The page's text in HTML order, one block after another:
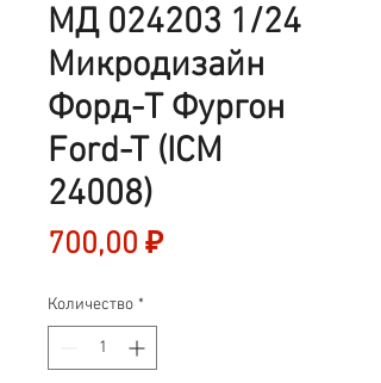
МД 024203 1/24
Микродизайн
Форд-Т Фургон
Ford-T (ICM
24008)
700,00 ₽Цена
Количество *